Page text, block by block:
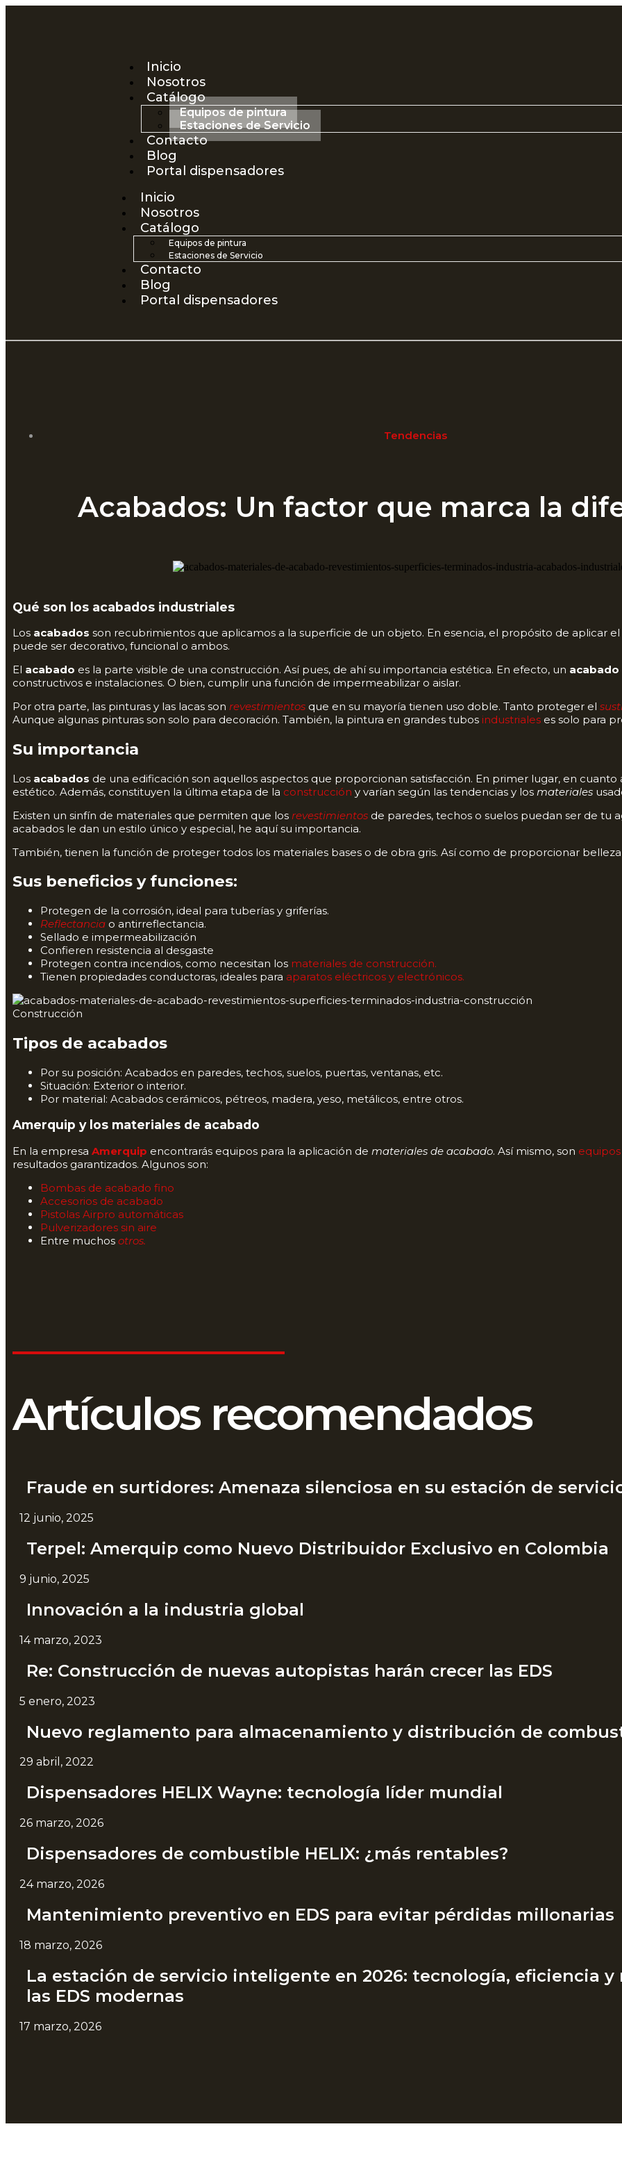
Inicio
Nosotros
Catálogo
Equipos de pintura
Estaciones de Servicio
Contacto
Blog
Portal dispensadores
Inicio
Nosotros
Catálogo
Equipos de pintura
Estaciones de Servicio
Contacto
Blog
Portal dispensadores
Tendencias
Acabados: Un factor que marca la
Qué son los acabados industriales
Los acabados son recubrimientos que aplicamos a la superficie de un objeto. En esencia, el propósito de aplicar el
puede ser decorativo, funcional o ambos.
El acabado es la parte visible de una construcción. Así pues, de ahí su importancia estética. En efecto, un acabado
constructivos e instalaciones. O bien, cumplir una función de impermeabilizar o aislar.
Por otra parte, las pinturas y las lacas son revestimientos que en su mayoría tienen uso doble. Tanto proteger el
Aunque algunas pinturas son solo para decoración. También, la pintura en grandes tubos industriales es solo para
Su importancia
Los acabados de una edificación son aquellos aspectos que proporcionan satisfacción. En primer lugar, en
estético. Además, constituyen la última etapa de la construcción y varían según las tendencias y los materiales
Existen un sinfín de materiales que permiten que los revestimientos de paredes, techos o suelos puedan ser de tu
acabados le dan un estilo único y especial, he aquí su importancia.
También, tienen la función de proteger todos los materiales bases o de obra gris. Así como de proporcionar
Sus beneficios y funciones:
Protegen de la corrosión, ideal para tuberías y griferías.
Reflectancia o antirreflectancia.
Sellado e impermeabilización
Confieren resistencia al desgaste
Protegen contra incendios, como necesitan los materiales de construcción.
Tienen propiedades conductoras, ideales para aparatos eléctricos y electrónicos.
Construcción
Tipos de acabados
Por su posición: Acabados en paredes, techos, suelos, puertas, ventanas, etc.
Situación: Exterior o interior.
Por material: Acabados cerámicos, pétreos, madera, yeso, metálicos, entre otros.
Amerquip y los materiales de acabado
En la empresa Amerquip encontrarás equipos para la aplicación de materiales de acabado. Así mismo, son
resultados garantizados. Algunos son:
Bombas de acabado fino
Accesorios de acabado
Pistolas Airpro automáticas
Pulverizadores sin aire
Entre muchos otros.
Artículos recomendados
Fraude en surtidores: Amenaza silenciosa en su estación de
12 junio, 2025
Terpel: Amerquip como Nuevo Distribuidor Exclusivo en Colombia
9 junio, 2025
Innovación a la industria global
14 marzo, 2023
Re: Construcción de nuevas autopistas harán crecer las EDS
5 enero, 2023
Nuevo reglamento para almacenamiento y distribución de
29 abril, 2022
Dispensadores HELIX Wayne: tecnología líder mundial
26 marzo, 2026
Dispensadores de combustible HELIX: ¿más rentables?
24 marzo, 2026
Mantenimiento preventivo en EDS para evitar pérdidas millonarias
18 marzo, 2026
La estación de servicio inteligente en 2026: tecnología, eficiencia
las EDS modernas
17 marzo, 2026